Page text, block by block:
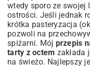
wtedy sporo ze swojej
ostrości. Jeśli jednak
krótka pasteryzacja
pozwoli na
spiżarni. Mój przepis
tarty z octem zakłada
na świeżo. Najlepszy